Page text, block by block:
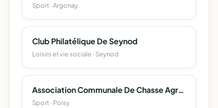
Sport · Argonay
Club Philatélique De Seynod
Loisirs et vie sociale · Seynod
Association Communale De Chasse Agreee De Lovagny
Sport · Poisy